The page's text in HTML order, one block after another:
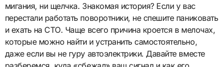
мигания, ни щелчка. Знакомая история? Если у вас
перестали работать поворотники, не спешите паниковать
и ехать на СТО. Чаще всего причина кроется в мелочах,
которые можно найти и устранить самостоятельно,
даже если вы не гуру автоэлектрики. Давайте вместе